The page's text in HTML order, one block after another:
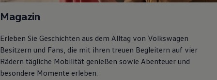
Magazin
Erleben Sie Geschichten aus dem Alltag von Volkswagen
Besitzern und Fans, die mit ihren treuen Begleitern auf vier
Rädern tägliche Mobilität genießen sowie Abenteuer und
besondere Momente erleben.